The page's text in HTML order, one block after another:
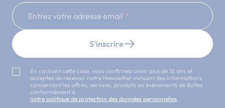
Entrez votre adresse email
S'inscrire
En cochant cette case, vous confirmez avoir plus de 16 ans et
acceptez de recevoir notre Newsletter incluant des informations
concernant les offres, services, produits ou évènements de Bultex
conformément à
notre politique de protection des données personnelles.